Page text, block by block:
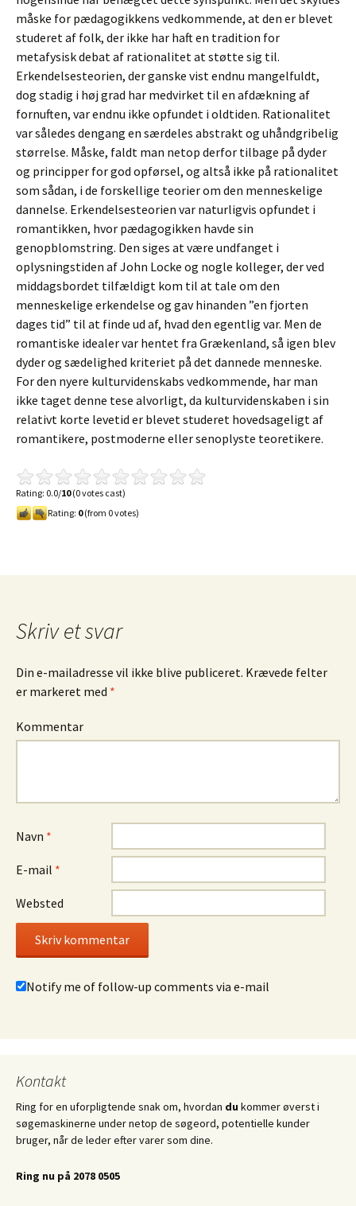
måske for pædagogikkens vedkommende, at den er blevet
studeret af folk, der ikke har haft en tradition for
metafysisk debat af rationalitet at støtte sig til.
Erkendelsesteorien, der ganske vist endnu mangelfuldt,
dog stadig i høj grad har medvirket til en afdækning af
fornuften, var endnu ikke opfundet i oldtiden. Rationalitet
var således dengang en særdeles abstrakt og uhåndgribelig
størrelse. Måske, faldt man netop derfor tilbage på dyder
og principper for god opførsel, og altså ikke på rationalitet
som sådan, i de forskellige teorier om den menneskelige
dannelse. Erkendelsesteorien var naturligvis opfundet i
romantikken, hvor pædagogikken havde sin
genopblomstring. Den siges at være undfanget i
oplysningstiden af John Locke og nogle kolleger, der ved
middagsbordet tilfældigt kom til at tale om den
menneskelige erkendelse og gav hinanden ”en fjorten
dages tid” til at finde ud af, hvad den egentlig var. Men de
romantiske idealer var hentet fra Grækenland, så igen blev
dyder og sædelighed kriteriet på det dannede menneske.
For den nyere kulturvidenskabs vedkommende, har man
ikke taget denne tese alvorligt, da kulturvidenskaben i sin
relativt korte levetid er blevet studeret hovedsageligt af
romantikere, postmoderne eller senoplyste teoretikere.
Rating: 0.0/10(0 votes cast)
Rating: 0(from 0 votes)
Skriv et svar
Din e-mailadresse vil ikke blive publiceret. Krævede felter
er markeret med *
Kommentar
Navn *
E-mail *
Websted
Notify me of follow-up comments via e-mail
Kontakt
Ring for en uforpligtende snak om, hvordan du kommer øverst i
søgemaskinerne under netop de søgeord, potentielle kunder
bruger, når de leder efter varer som dine.
Ring nu på 2078 0505